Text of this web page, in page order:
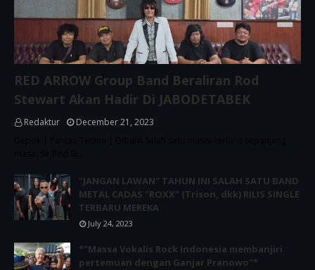
RED ARROW Group Band Beraliran Rod
Stewart Akan Hadir Di JABODETABEK
Redaktur
December 21, 2023
"JANGAN LAWAN" TAHUN INI SALAH SATU BAND
METAL CADAS "ROXX" (Trison, dkk) RILIS SINGLE
TERBARU MEREKA
July 24, 2023
*"Massa Vokalis Rock Indonesia membanjiri
pertemuan dengan Ganjar Pranowo"*